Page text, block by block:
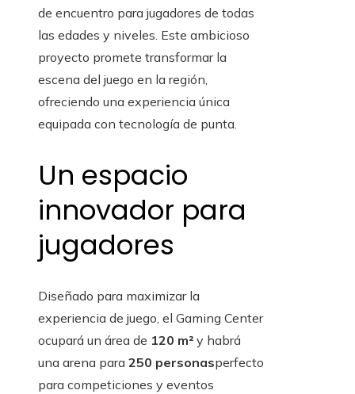
de encuentro para jugadores de todas
las edades y niveles. Este ambicioso
proyecto promete transformar la
escena del juego en la región,
ofreciendo una experiencia única
equipada con tecnología de punta.
Un espacio
innovador para
jugadores
Diseñado para maximizar la
experiencia de juego, el Gaming Center
ocupará un área de 120 m² y habrá
una arena para 250 personasperfecto
para competiciones y eventos